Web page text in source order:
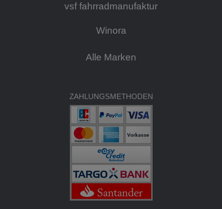
vsf fahrradmanufaktur
Winora
Alle Marken
ZAHLUNGSMETHODEN